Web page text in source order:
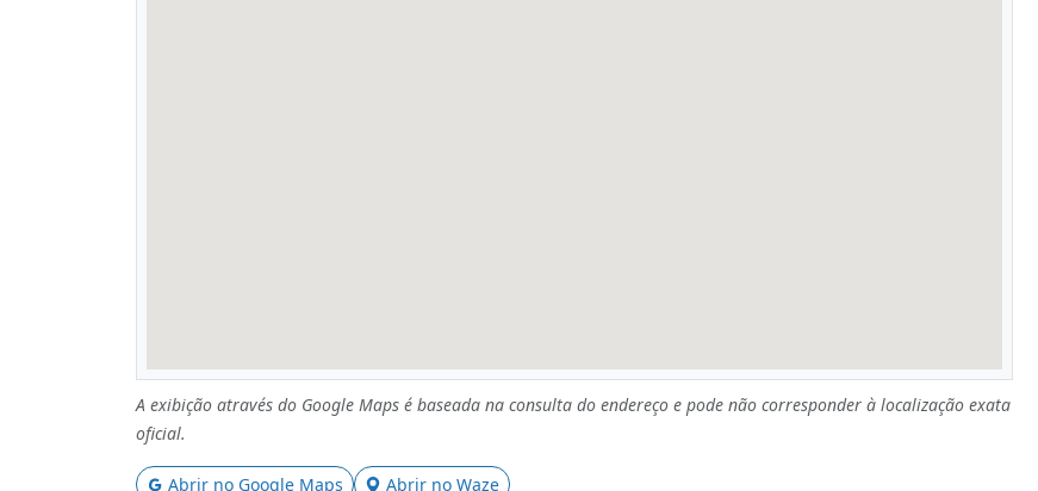
A exibição através do Google Maps é baseada na consulta do endereço e pode não corresponder à localização exata
oficial.
Abrir no Google Maps Abrir no Waze